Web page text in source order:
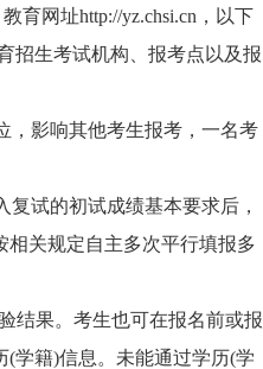
育网址http://yz.chsi.cn，以下
招生考试机构、报考点以及报
影响其他考生报考，一名考
试的初试成绩基本要求后，
相关规定自主多次平行填报多
果。考生也可在报名前或报
(学籍)信息。未能通过学历(学